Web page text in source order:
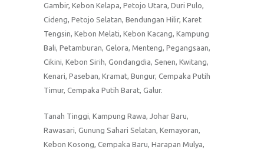
Gambir, Kebon Kelapa, Petojo Utara, Duri Pulo,
Cideng, Petojo Selatan, Bendungan Hilir, Karet
Tengsin, Kebon Melati, Kebon Kacang, Kampung
Bali, Petamburan, Gelora, Menteng, Pegangsaan,
Cikini, Kebon Sirih, Gondangdia, Senen, Kwitang,
Kenari, Paseban, Kramat, Bungur, Cempaka Putih
Timur, Cempaka Putih Barat, Galur.
Tanah Tinggi, Kampung Rawa, Johar Baru,
Rawasari, Gunung Sahari Selatan, Kemayoran,
Kebon Kosong, Cempaka Baru, Harapan Mulya,